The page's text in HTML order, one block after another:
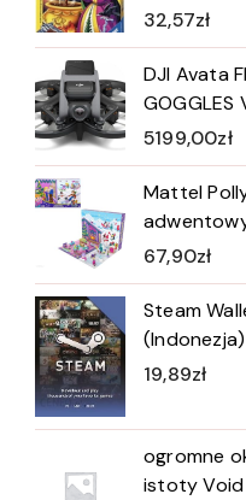
32,57zł
DJI Avata
GOGGLES
5199,00zł
Mattel
67,90zł
Steam
(Indonezja)
19,89zł
ogromne
istoty Void